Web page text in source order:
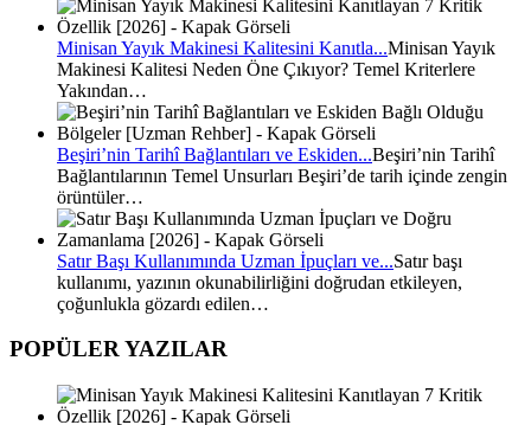
Minisan Yayık Makinesi Kalitesini Kanıtla...Minisan Yayık
Makinesi Kalitesi Neden Öne Çıkıyor? Temel Kriterlere
Yakından…
Beşiri’nin Tarihî Bağlantıları ve Eskiden...Beşiri’nin Tarihî
Bağlantılarının Temel Unsurları Beşiri’de tarih içinde zengin
örüntüler…
Satır Başı Kullanımında Uzman İpuçları ve...Satır başı
kullanımı, yazının okunabilirliğini doğrudan etkileyen,
çoğunlukla gözardı edilen…
POPÜLER YAZILAR